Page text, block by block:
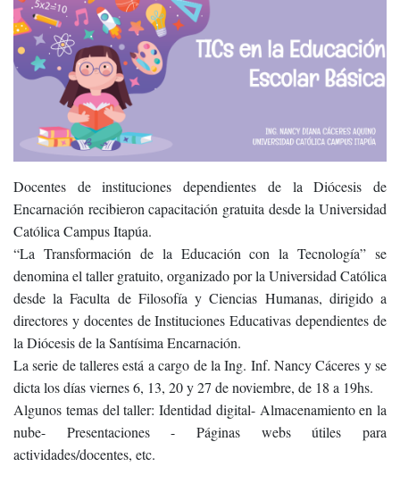
Docentes de instituciones dependientes de la Diócesis de
Encarnación recibieron capacitación gratuita desde la Universidad
Católica Campus Itapúa.
“La Transformación de la Educación con la Tecnología” se
denomina el taller gratuito, organizado por la Universidad Católica
desde la Faculta de Filosofía y Ciencias Humanas, dirigido a
directores y docentes de Instituciones Educativas dependientes de
la Diócesis de la Santísima Encarnación.
La serie de talleres está a cargo de la Ing. Inf. Nancy Cáceres y se
dicta los días viernes 6, 13, 20 y 27 de noviembre, de 18 a 19hs.
Algunos temas del taller: Identidad digital- Almacenamiento en la
nube- Presentaciones - Páginas webs útiles para
actividades/docentes, etc.